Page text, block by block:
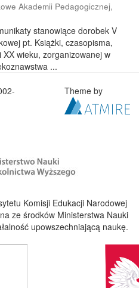
Akademii Pedagogicznej,
stanowiące dorobek V
pt. Książki, czasopisma,
wieku, zorganizowanej w
...
Theme by
Komisji Edukacji Narodowej
ze środków Ministerstwa Nauki
upowszechniającą naukę.